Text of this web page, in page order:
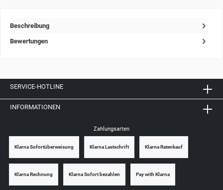
Beschreibung
Bewertungen
SERVICE-HOTLINE
INFORMATIONEN
Zahlungsarten
Klarna Sofortüberweisung Klarna Lastschrift Klarna Ratenkauf
Klarna Rechnung Klarna Sofort bezahlen Pay with Klarna